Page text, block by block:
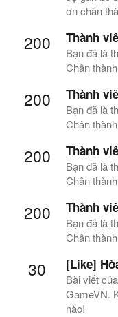
ơn chân
200 Thành
Bạn đã là
Chân
200 Thành
Bạn đã là
Chân
200 Thành
Bạn đã là
Chân
200 Thành
Bạn đã là
Chân
30 [Like]
Bài viết
GameVN.
nào!